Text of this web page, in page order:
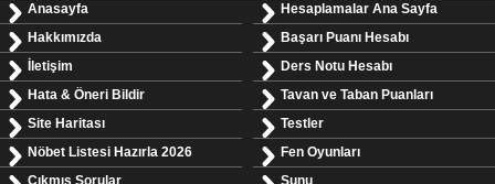
Anasayfa
Hakkımızda
İletişim
Hata & Öneri Bildir
Site Haritası
Nöbet Listesi Hazırla 2026
Çıkmış Sorular
Hesaplamalar Ana Sayfa
Başarı Puanı Hesabı
Ders Notu Hesabı
Tavan ve Taban Puanları
Testler
Fen Oyunları
Sunu